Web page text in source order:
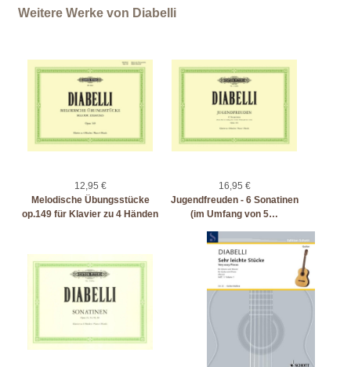
Weitere Werke von Diabelli
12,95 €
Melodische Übungsstücke
op.149 für Klavier zu 4 Händen
16,95 €
Jugendfreuden - 6 Sonatinen
(im Umfang von 5…